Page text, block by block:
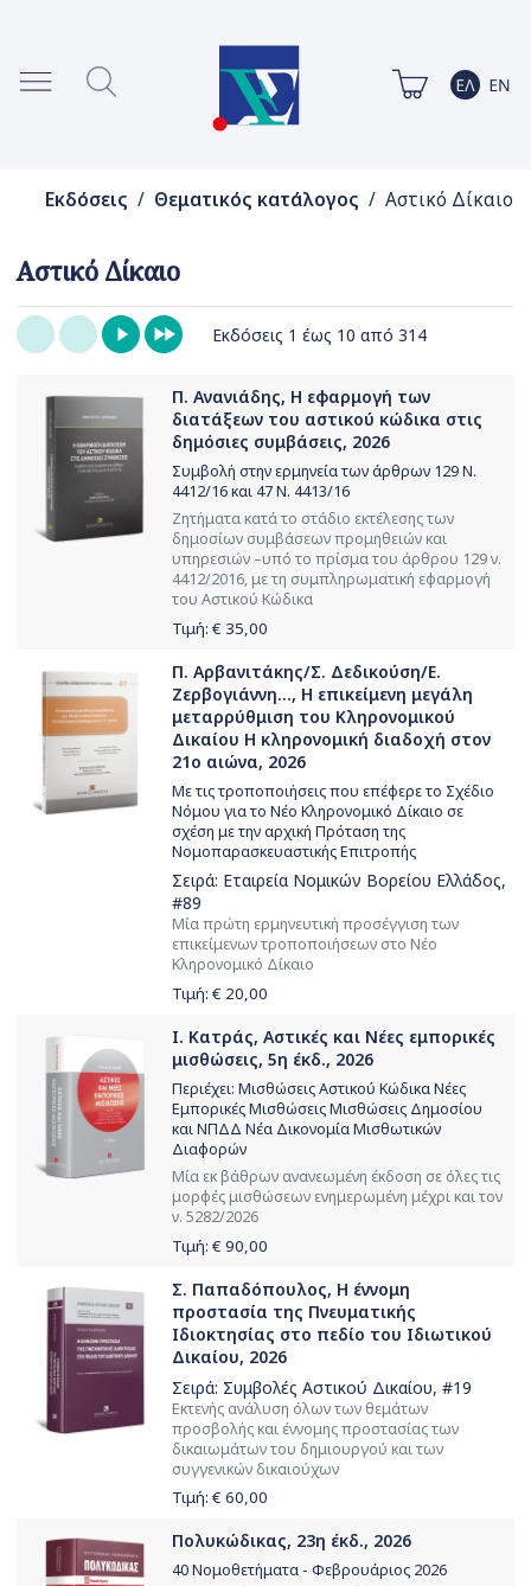
Εκδόσεις / Θεματικός κατάλογος / Αστικό Δίκαιο
Αστικό Δίκαιο
Εκδόσεις 1 έως 10 από 314
Π. Ανανιάδης, Η εφαρμογή των
διατάξεων του αστικού κώδικα στις
δημόσιες συμβάσεις, 2026
Συμβολή στην ερμηνεία των άρθρων 129 Ν.
4412/16 και 47 Ν. 4413/16
Ζητήματα κατά το στάδιο εκτέλεσης των
δημοσίων συμβάσεων προμηθειών και
υπηρεσιών –υπό το πρίσμα του άρθρου 129 ν.
4412/2016, με τη συμπληρωματική εφαρμογή
του Αστικού Κώδικα
Τιμή: € 35,00
Π. Αρβανιτάκης/Σ. Δεδικούση/Ε.
Ζερβογιάννη..., Η επικείμενη μεγάλη
μεταρρύθμιση του Κληρονομικού
Δικαίου Η κληρονομική διαδοχή στον
21ο αιώνα, 2026
Με τις τροποποιήσεις που επέφερε το Σχέδιο
Νόμου για το Νέο Κληρονομικό Δίκαιο σε
σχέση με την αρχική Πρόταση της
Νομοπαρασκευαστικής Επιτροπής
Σειρά: Εταιρεία Νομικών Βορείου Ελλάδος,
#89
Μία πρώτη ερμηνευτική προσέγγιση των
επικείμενων τροποποιήσεων στο Νέο
Κληρονομικό Δίκαιο
Τιμή: € 20,00
Ι. Κατράς, Αστικές και Νέες εμπορικές
μισθώσεις, 5η έκδ., 2026
Περιέχει: Μισθώσεις Αστικού Κώδικα Νέες
Εμπορικές Μισθώσεις Μισθώσεις Δημοσίου
και ΝΠΔΔ Νέα Δικονομία Μισθωτικών
Διαφορών
Μία εκ βάθρων ανανεωμένη έκδοση σε όλες τις
μορφές μισθώσεων ενημερωμένη μέχρι και τον
ν. 5282/2026
Τιμή: € 90,00
Σ. Παπαδόπουλος, Η έννομη
προστασία της Πνευματικής
Ιδιοκτησίας στο πεδίο του Ιδιωτικού
Δικαίου, 2026
Σειρά: Συμβολές Αστικού Δικαίου, #19
Εκτενής ανάλυση όλων των θεμάτων
προσβολής και έννομης προστασίας των
δικαιωμάτων του δημιουργού και των
συγγενικών δικαιούχων
Τιμή: € 60,00
Πολυκώδικας, 23η έκδ., 2026
40 Νομοθετήματα - Φεβρουάριος 2026